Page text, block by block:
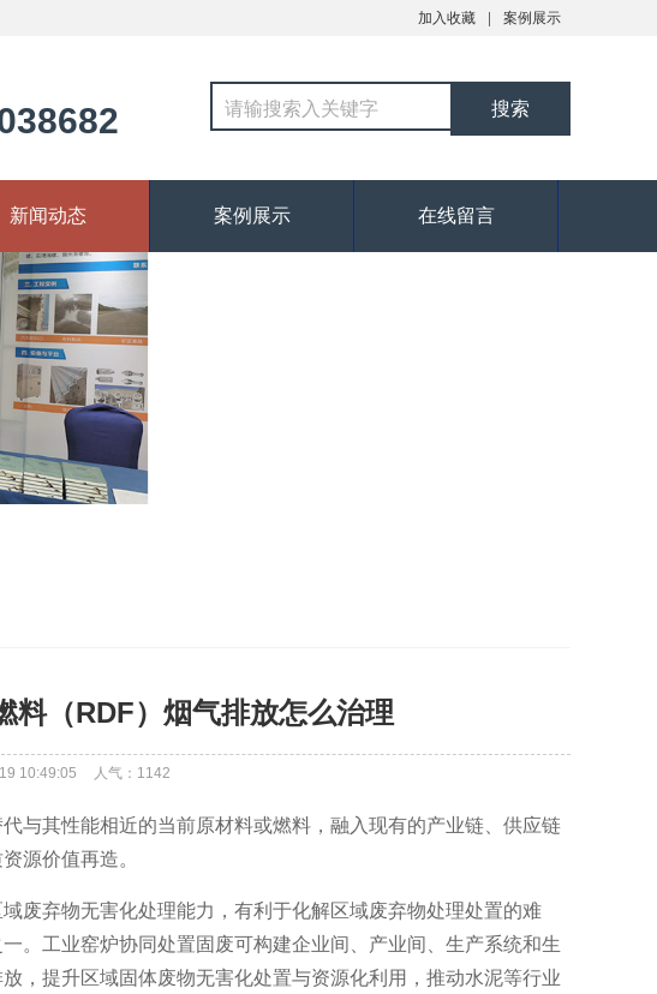
加入收藏 案例展示
新闻动态 案例展示 在线留言
料（RDF）烟气排放怎么治理
10:49:05 人气： 1142
与其性能相近的当前原材料或燃料，融入现有的产业链、供应链
源价值再造。
废弃物无害化处理能力，有利于化解区域废弃物处理处置的难
。工业窑炉协同处置固废可构建企业间、产业间、生产系统和生
，提升区域固体废物无害化处置与资源化利用，推动水泥等行业